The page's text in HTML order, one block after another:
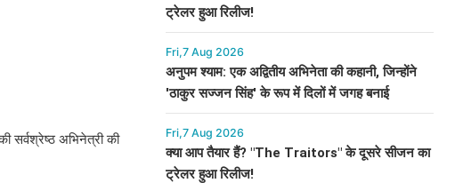
सर्वश्रेष्ठ अभिनेत्री की
ट्रेलर हुआ रिलीज!
Fri,7 Aug 2026
अनुपम श्याम: एक अद्वितीय अभिनेता की कहानी, जिन्होंने
'ठाकुर सज्जन सिंह' के रूप में दिलों में जगह बनाई
Fri,7 Aug 2026
क्या आप तैयार हैं? "The Traitors" के दूसरे सीजन का
ट्रेलर हुआ रिलीज!